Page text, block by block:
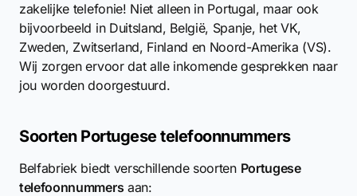
zakelijke telefonie! Niet alleen in Portugal, maar ook
bijvoorbeeld in Duitsland, België, Spanje, het VK,
Zweden, Zwitserland, Finland en Noord-Amerika (VS).
Wij zorgen ervoor dat alle inkomende gesprekken naar
jou worden doorgestuurd.
Soorten Portugese telefoonnummers
Belfabriek biedt verschillende soorten Portugese
telefoonnummers aan: